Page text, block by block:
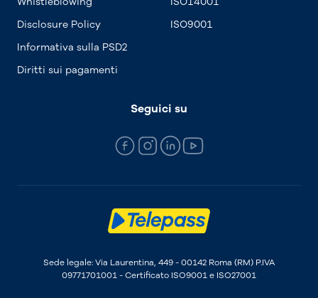
Disclosure Policy
Informativa sulla PSD2
Diritti sui pagamenti
ISO9001
Seguici su
Sede legale: Via Laurentina, 449 - 00142 Roma (RM) P.IVA
09771701001 - Certificato ISO9001 e ISO27001